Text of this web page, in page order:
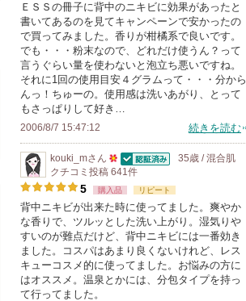
入
り
登
録
さ
い
ま
す
ＥＳＳの冊子に背中のニキビに効果があったと
書いてあるのを見てキャンペーンで安かったの
で買ってみました。香りが柑橘系で良いです。
でも・・・粉末なので、どれだけ使うん？って
言うぐらい量を使わないと泡立ち悪いですね。
それに1回の使用目安４グラムって・・・分から
んっ！ちゅーの。使用感は洗いあがり、とって
もさっぱりして好き…
2006/8/7 15:47:12 続きを読む
kouki_mさん
50
人
以
上
の
メ
ン
認証済
35歳 / 混合肌
クチコミ投稿 641 件
5 購入品 リピート
背中ニキビが出来た時に使ってました。爽やか
な香りで、ツルッとした洗い上がり。湿気りや
すいのが難点だけど、背中ニキビには一番効き
ました。コスパはあまり良くないけれど、レス
キューコスメ的に使ってました。お悩みの方に
はオススメ。温泉とかには、分包タイプを持っ
て行ってました。